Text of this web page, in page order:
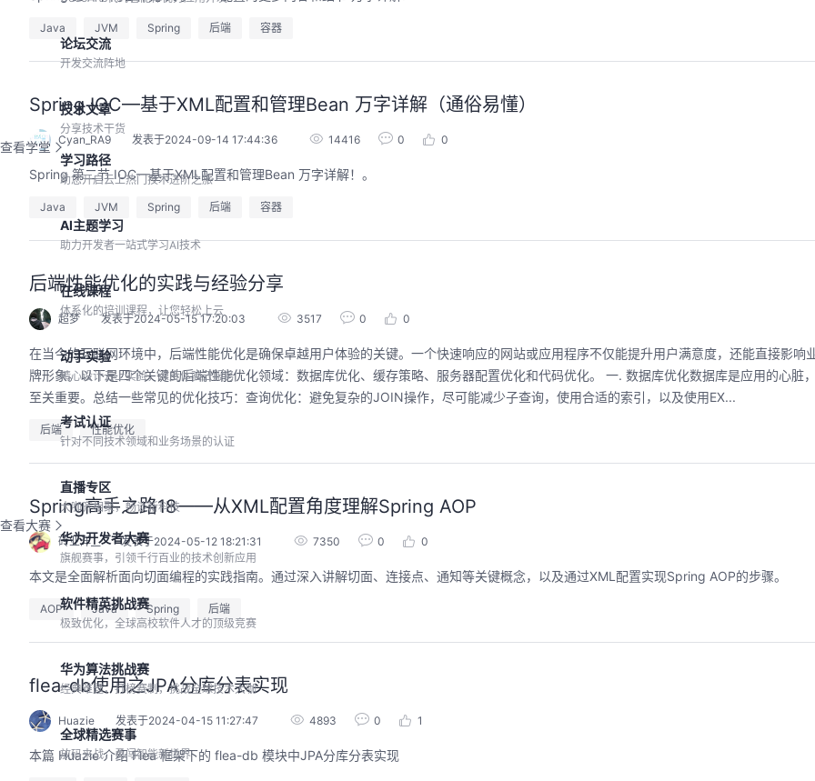
论坛交流
开发交流阵地
技术文章
分享技术干货
查看学堂
学习路径
助您开启云上热门技术进阶之旅
AI主题学习
助力开发者一站式学习AI技术
在线课程
体系化的培训课程，让您轻松上云
动手实验
精心设计云上实验，深度体验云服务
考试认证
针对不同技术领域和业务场景的认证
直播专区
大咖齐相聚，畅谈新科技
查看大赛
华为开发者大赛
旗舰赛事，引领千行百业的技术创新应用
软件精英挑战赛
极致优化，全球高校软件人才的顶级竞赛
华为算法挑战赛
经典难题，打榜赛制，挑战全球技术大咖
全球精选赛事
放码来战，勇闯智能新世界
Java JVM Spring 后端 容器
Spring IOC—基于XML配置和管理Bean 万字详解（通俗易懂）
Cyan_RA9 发表于2024-09-14 17:44:36 14416 0 0
Spring 第二节 IOC—基于XML配置和管理Bean 万字详解！。
Java JVM Spring 后端 容器
后端性能优化的实践与经验分享
超梦 发表于2024-05-15 17:20:03 3517 0 0
在当今的互联网环境中，后端性能优化是确保卓越用户体验的关键。一个快速响应的网站或应用程序不仅能提升用户满意度，还能直接影响
牌形象。以下是四个关键的后端性能优化领域：数据库优化、缓存策略、服务器配置优化和代码优化。 一. 数据库优化数据库是应用的心脏
至关重要。总结一些常见的优化技巧：查询优化：避免复杂的JOIN操作，尽可能减少子查询，使用合适的索引，以及使用EX...
后端 性能优化
Spring高手之路18——从XML配置角度理解Spring AOP
砖业洋__ 发表于2024-05-12 18:21:31 7350 0 0
本文是全面解析面向切面编程的实践指南。通过深入讲解切面、连接点、通知等关键概念，以及通过XML配置实现Spring AOP的步骤。
AOP Java Spring 后端
flea-db使用之JPA分库分表实现
Huazie 发表于2024-04-15 11:27:47 4893 0 1
本篇 Huazie 介绍 Flea 框架下的 flea-db 模块中JPA分库分表实现